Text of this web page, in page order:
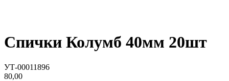
Спички Колумб 40мм 20шт
УТ-00011896
80,00